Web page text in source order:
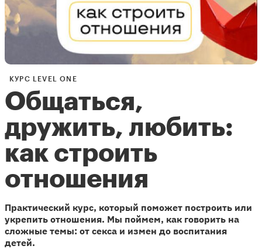
КУРС LEVEL ONE
Общаться,
дружить, любить:
как строить
отношения
Практический курс, который поможет построить или
укрепить отношения. Мы поймем, как говорить на
сложные темы: от секса и измен до воспитания
детей.